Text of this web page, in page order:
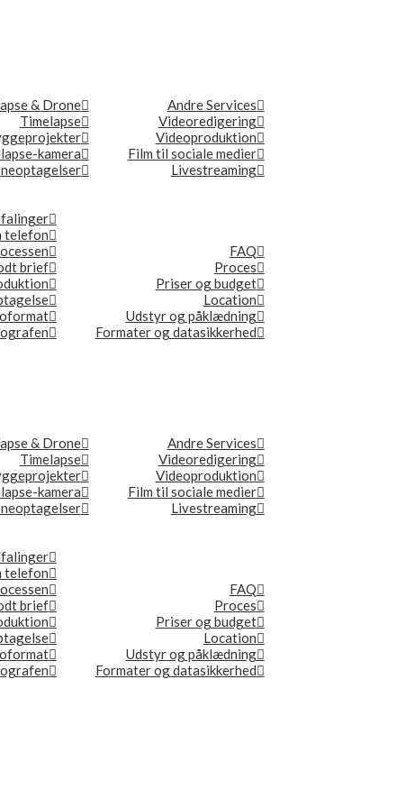
& Drone
Timelapse
kamera
Andre Services
Videoredigering
Videoproduktion
Film til sociale medier
Livestreaming
telefon
brief
FAQ
Proces
Priser og budget
Location
Udstyr og påklædning
Formater og datasikkerhed
& Drone
Timelapse
kamera
Andre Services
Videoredigering
Videoproduktion
Film til sociale medier
Livestreaming
telefon
brief
FAQ
Proces
Priser og budget
Location
Udstyr og påklædning
Formater og datasikkerhed